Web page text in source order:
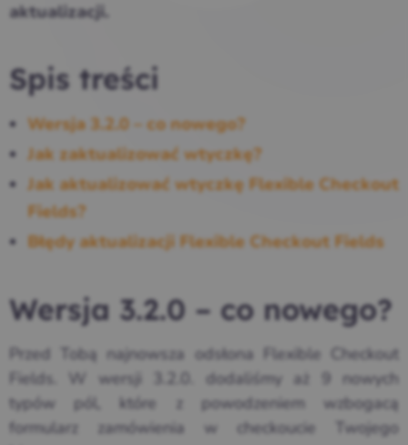
aktualizacji.
Spis treści
Wersja 3.2.0 – co nowego?
Jak zaktualizować wtyczkę?
Jak aktualizować wtyczkę Flexible Checkout
Fields?
Błędy aktualizacji Flexible Checkout Fields
Wersja 3.2.0 – co nowego?
Przed Tobą najnowsza odsłona Flexible Checkout
Fields. W wersji 3.2.0. dodaliśmy aż 9 nowych
typów pól, które z powodzeniem wzbogacą
formularz zamówienia w checkoucie Twojego